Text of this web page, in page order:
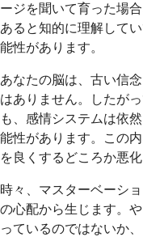
ージを聞いて育った場
あると知的に理解して
能性があります。
あなたの脳は、古い信
はありません。したが
も、感情システムは依
能性があります。この
を良くするどころか悪
時々、マスターベーシ
の心配から生じます。
っているのではないか